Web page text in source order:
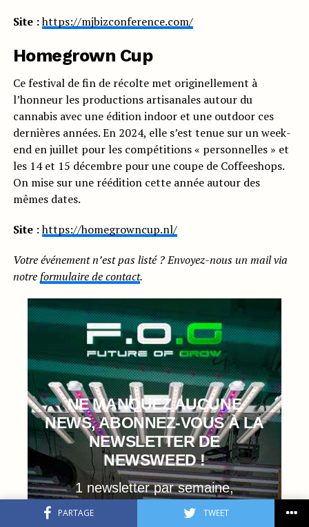
PARTAGE TWEET
Site :https://mjbizconference.com/
Homegrown Cup
Ce festival de fin de récolte met originellement à
l’honneur les productions artisanales autour du
cannabis avec une édition indoor et une outdoor ces
dernières années. En 2024, elle s’est tenue sur un week-
end en juillet pour les compétitions « personnelles » et
les 14 et 15 décembre pour une coupe de Coffeeshops.
On mise sur une réédition cette année autour des
mêmes dates.
Site:https://homegrowncup.nl/
Votre événement n’est pas listé ? Envoyez-nous un mail via
notre formulaire de contact.
NE MANQUEZ AUCUNE
NEWS, ABONNEZ-VOUS À LA
NEWSLETTER DE
NEWSWEED !
1 newsletter par semaine,